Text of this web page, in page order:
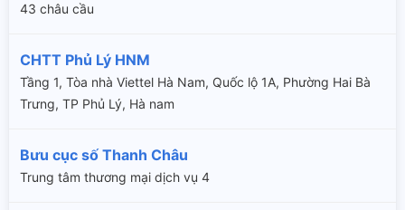
43 châu cầu
CHTT Phủ Lý HNM
Tầng 1, Tòa nhà Viettel Hà Nam, Quốc lộ 1A, Phường Hai Bà
Trưng, TP Phủ Lý, Hà nam
Bưu cục số Thanh Châu
Trung tâm thương mại dịch vụ 4